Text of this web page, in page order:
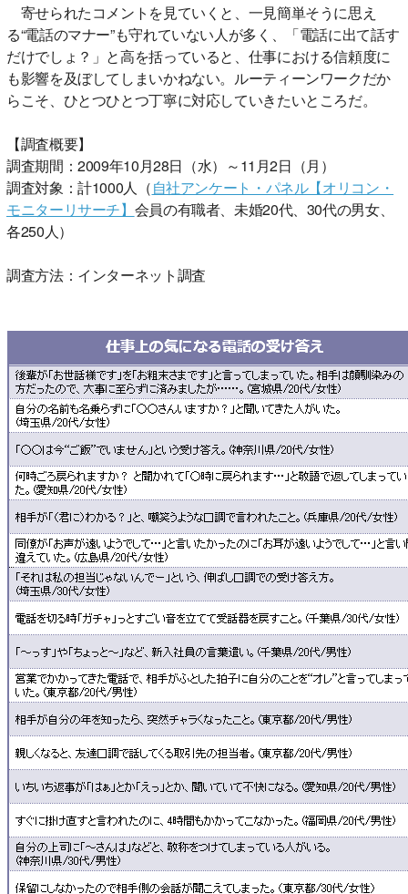
寄せられたコメントを見ていくと、一見簡単そうに思え
る“電話のマナー”も守れていない人が多く、「電話に出て話す
だけでしょ？」と高を括っていると、仕事における信頼度に
も影響を及ぼしてしまいかねない。ルーティーンワークだか
らこそ、ひとつひとつ丁寧に対応していきたいところだ。
【調査概要】
調査期間：2009年10月28日（水）～11月2日（月）
調査対象：計1000人（自社アンケート・パネル【オリコン・
モニターリサーチ】 会員の有職者、未婚20代、30代の男女、
各250人）
調査方法：インターネット調査